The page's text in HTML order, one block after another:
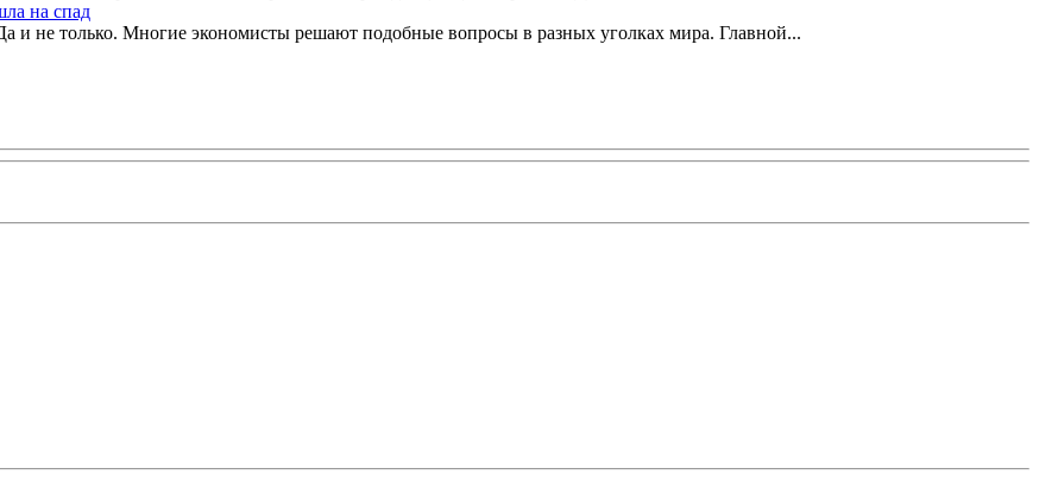
на спад
и не только. Многие экономисты решают подобные вопросы в разных уголках мира. Главной...